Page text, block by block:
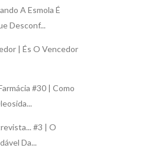
A Esmola É
Desconf...
| És O Vencedor
#30 | Como
#3 | O
Da...